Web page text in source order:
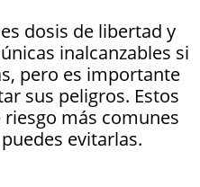
dosis de libertad y
inalcanzables si
pero es importante
sus peligros. Estos
más comunes
evitarlas.